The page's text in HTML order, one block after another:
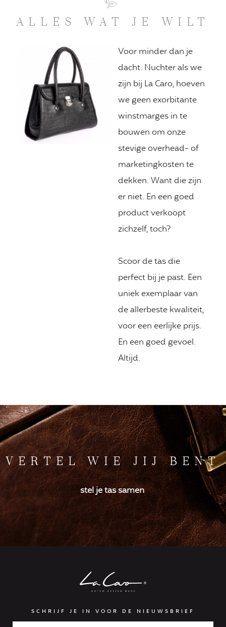
ALLES WAT JE WILT
Voor minder dan je
dacht. Nuchter als we
zijn bij La Caro, hoeven
we geen exorbitante
winstmarges in te
bouwen om onze
stevige overhead- of
marketingkosten te
dekken. Want die zijn
er niet. En een goed
product verkoopt
zichzelf, toch?
Scoor de tas die
perfect bij je past. Een
uniek exemplaar van
de allerbeste kwaliteit,
voor een eerlijke prijs.
En een goed gevoel.
Altijd.
VERTEL WIE JIJ BENT
stel je tas samen
SCHRIJF JE IN VOOR DE NIEUWSBRIEF